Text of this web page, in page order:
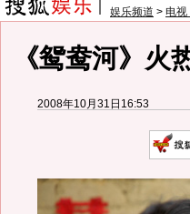
娱乐频道 > 电视
《鸳鸯河》火
2008年10月31日16:53